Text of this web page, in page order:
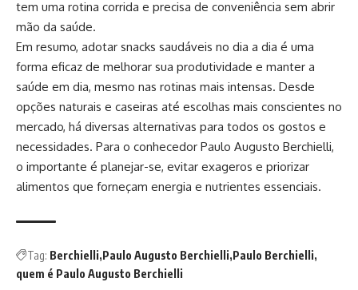
tem uma rotina corrida e precisa de conveniência sem abrir
mão da saúde.
Em resumo, adotar snacks saudáveis no dia a dia é uma
forma eficaz de melhorar sua produtividade e manter a
saúde em dia, mesmo nas rotinas mais intensas. Desde
opções naturais e caseiras até escolhas mais conscientes no
mercado, há diversas alternativas para todos os gostos e
necessidades. Para o conhecedor Paulo Augusto Berchielli,
o importante é planejar-se, evitar exageros e priorizar
alimentos que forneçam energia e nutrientes essenciais.
Tag: Berchielli Paulo Augusto Berchielli Paulo Berchielli
quem é Paulo Augusto Berchielli